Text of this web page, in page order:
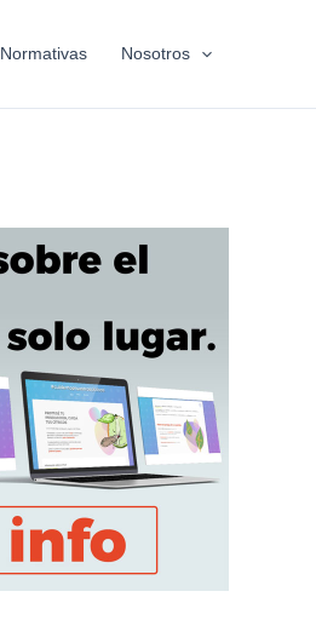
Normativas Nosotros